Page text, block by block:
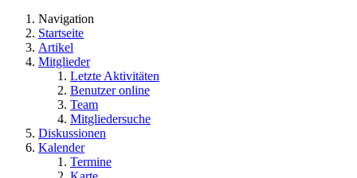
Navigation
Startseite
Artikel
Mitglieder
Letzte Aktivitäten
Benutzer online
Team
Mitgliedersuche
Diskussionen
Kalender
Termine